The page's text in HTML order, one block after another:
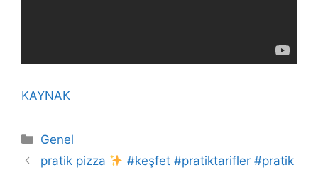
KAYNAK
Kategoriler
Genel
pratik pizza
#keşfet #pratiktarifler #pratik